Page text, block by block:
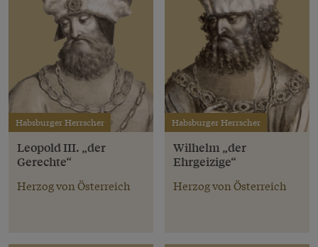
Habsburger Herrscher
Leopold III. „der
Gerechte“
Herzog von Österreich
Habsburger Herrscher
Wilhelm „der
Ehrgeizige“
Herzog von Österreich